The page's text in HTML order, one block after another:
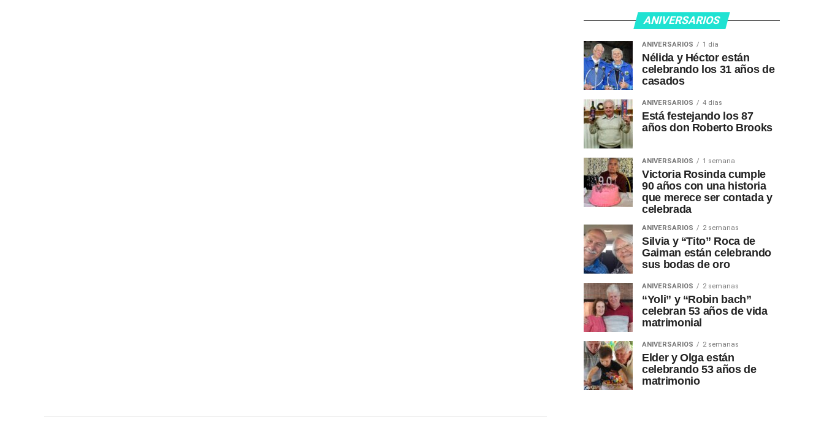
ANIVERSARIOS
ANIVERSARIOS 1 día
Nélida y Héctor están
celebrando los 31 años de
casados
ANIVERSARIOS 4 días
Está festejando los 87
años don Roberto Brooks
ANIVERSARIOS 1 semana
Victoria Rosinda cumple
90 años con una historia
que merece ser contada y
celebrada
ANIVERSARIOS 2 semanas
Silvia y “Tito” Roca de
Gaiman están celebrando
sus bodas de oro
ANIVERSARIOS 2 semanas
“Yoli” y “Robin bach”
celebran 53 años de vida
matrimonial
ANIVERSARIOS 2 semanas
Elder y Olga están
celebrando 53 años de
matrimonio